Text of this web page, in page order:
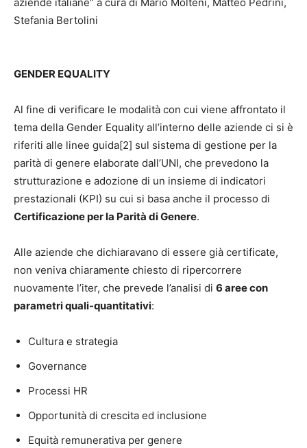
Stefania Bertolini
GENDER EQUALITY
Al fine di verificare le modalità con cui viene affrontato il
tema della Gender Equality all’interno delle aziende ci si è
riferiti alle linee guida[2] sul sistema di gestione per la
parità di genere elaborate dall’UNI, che prevedono la
strutturazione e adozione di un insieme di indicatori
prestazionali (KPI) su cui si basa anche il processo di
Certificazione per la Parità di Genere.
Alle aziende che dichiaravano di essere già certificate,
non veniva chiaramente chiesto di ripercorrere
nuovamente l’iter, che prevede l’analisi di 6 aree con
parametri quali-quantitativi:
Cultura e strategia
Governance
Processi HR
Opportunità di crescita ed inclusione
Equità remunerativa per genere